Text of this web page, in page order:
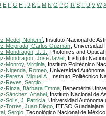
E F G H I J K L M N O P Q R S T U V W
Medel, Nohemí
, Instituto Nacional de
Mejorada, Carlos Guzmán , Universidad
Mondragón, J. J.
, Photonics and
Mondragón, José Javier, Instituto
Monroy, Virginia , Instituto Politécnico
Nigenda, Romeo , Universidad
Pereza, Miguel A.
, Instituto Politécnico
Reyes, Sergio
Rinza, Bárbara Emma , Benemérita
Sánchez, Anabel
, Instituto Nacional de
Solís, J. Patricia , Universidad
Torres, Juan Diego , ITESO Guadalajara
Sergio , Tecnológico Nacional de